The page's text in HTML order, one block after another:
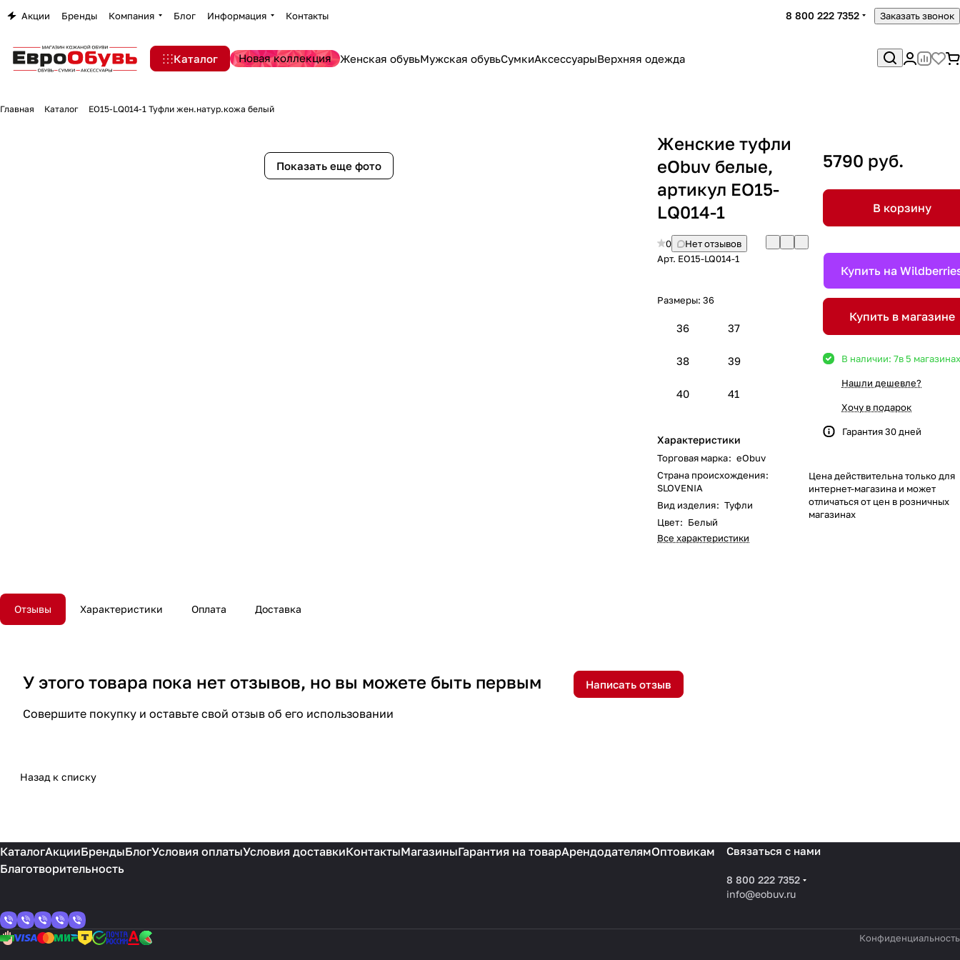
Акции Бренды Компания Блог Информация Контакты 8 800 222 7352 Заказать звонок
Каталог Новая коллекция Женская обувьМужская обувьСумкиАксессуарыВерхняя одежда
Главная Каталог EO15-LQ014-1 Туфли жен.натур.кожа белый
Показать еще фото
Женские туфли
eObuv белые,
артикул EO15-
LQ014-1
0
Нет отзывов
Арт. EO15-LQ014-1
Размеры: 36
36 37
38 39
40 41
Характеристики
Торговая марка: eObuv
Страна происхождения:
SLOVENIA
Вид изделия: Туфли
Цвет: Белый
Все характеристики
5790 руб.
В корзину
Купить на
Купить в магазине
В наличии: 7в 5 магазинах
Нашли дешевле?
Хочу в подарок
Гарантия 30 дней
Цена действительна только для
интернет-магазина и может
отличаться от цен в розничных
магазинах
Отзывы Характеристики Оплата Доставка
У этого товара пока нет отзывов, но вы можете быть первым
Совершите покупку и оставьте свой отзыв об его использовании
Написать отзыв
Назад к списку
КаталогАкцииБрендыБлогУсловия оплатыУсловия доставкиКонтактыМагазиныГарантия на товарАрендодателямОптовикам
Благотворительность
Связаться с нами
8 800 222 7352
info@eobuv.ru
Конфиденциальность